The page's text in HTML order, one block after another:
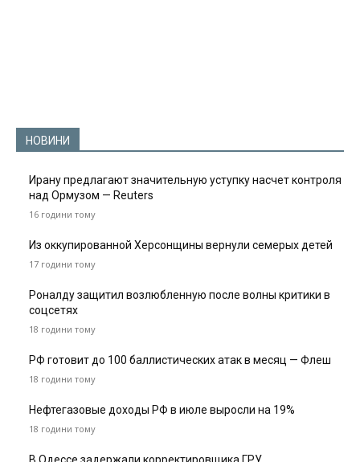
НОВИНИ
Ирану предлагают значительную уступку насчет контроля
над Ормузом — Reuters
16 години тому
Из оккупированной Херсонщины вернули семерых детей
17 години тому
Роналду защитил возлюбленную после волны критики в
соцсетях
18 години тому
РФ готовит до 100 баллистических атак в месяц — Флеш
18 години тому
Нефтегазовые доходы РФ в июле выросли на 19%
18 години тому